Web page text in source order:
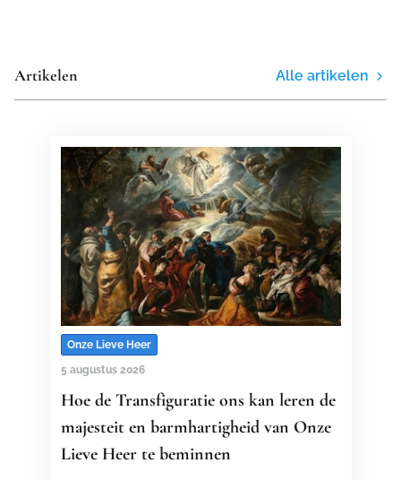
Artikelen Alle artikelen
Onze Lieve Heer
5 augustus 2026
Hoe de Transfiguratie ons kan leren de
majesteit en barmhartigheid van Onze
Lieve Heer te beminnen